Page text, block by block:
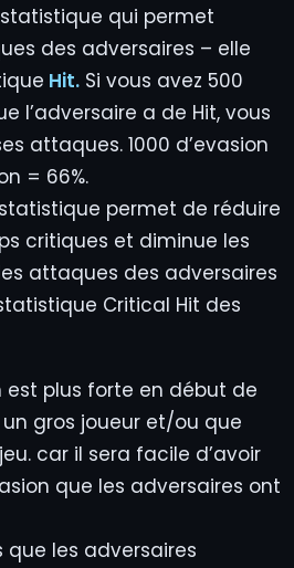
statistique qui permet
des adversaires – elle
Hit.Si vous avez 500
l’adversaire a de Hit, vous
attaques. 1000 d’evasion
= 66%.
permet de réduire
critiques et diminue les
attaques des adversaires
Critical Hit des
est plus forte en début de
gros joueur et/ou que
car il sera facile d’avoir
que les adversaires ont
les adversaires